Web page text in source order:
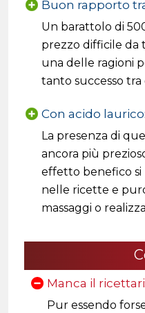
Buon rapporto
Un barattolo di
prezzo difficile da
una delle ragioni
tanto successo
Con acido laurico:
La presenza di
ancora più
effetto benefico si
nelle ricette e
massaggi o
Manca il
Pur essendo